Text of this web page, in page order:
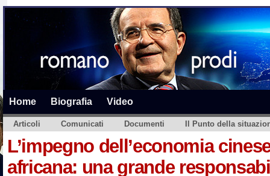
Home Biografia Video
Articoli Comunicati Documenti Il Punto della
L’impegno dell’economia
africana: una grande